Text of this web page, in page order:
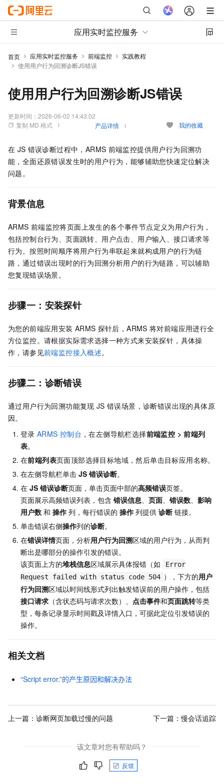
应用实时监控服务
首页 应用实时监控服务 前端监控
实践教程
使用用户行为回溯诊断JS错误
使用用户行为回溯诊断JS错误
更新时间： 2026-06-02 14:43:02
复制 MD 格式
产品详情 我的收藏
在 JS 错误诊断过程中，ARMS 前端监控提供用户行为回溯功
能，全面还原错误发生时的用户行为，能够辅助您快速定位解决
问题。
背景信息
ARMS 前端监控将页面上发生的各个事件节点定义为用户行为，
包括控制台行为、页面跳转、用户点击、用户输入、接口请求等
行为。按照时间顺序将用户行为串联起来就构成用户的行为链
路，通过错误出现时的行为回溯分析用户的行为链路，可以辅助
您复现错误场景。
步骤一：安装探针
为您的前端应用安装 ARMS 探针后，ARMS 将对前端应用进行全
方位监控。请根据实际需求选择一种方式来安装探针，具体操
作，请参见前端监控接入概述。
步骤二：诊断错误
通过用户行为回溯功能复现 JS 错误场景，诊断错误出现的具体原
因。
登录 ARMS 控制台 ，在左侧导航栏选择前端监控 >前端列
表。
在前端列表页面顶部选择目标地域，然后单击目标应用名称。
在左侧导航栏单击 JS 错误诊断。
在 JS 错误诊断页面，单击页面中部的高频错误页签。
页面展示高频错误列表，包含 错误信息、 页面、 错误数、 影响
用户数 和 操作 列，每行错误的 操作 列提供 诊断 链接。
单击错误右侧操作列的诊断。
在错误详情页面，分析用户行为回溯区域的用户行为，从而判
断出是哪部分的操作引发的错误。
该页面上方的堆栈信息区域展示具体报错（如
Error
Request failed with status code 504 ），下方的用户
行为回溯区域以时间线形式列出触发错误前的用户操作，包括
接口请求 （含状态码与请求次数）、 点击事件和页面跳转等类
型，每条记录显示时间戳及详情入口，可据此定位引发错误的
操作。
相关文档
“Script error.”的产生原因和解决办法
上一篇： 诊断网页加载过慢的问题 下一篇：慢会话追踪
该文章对您有帮助吗？
反馈